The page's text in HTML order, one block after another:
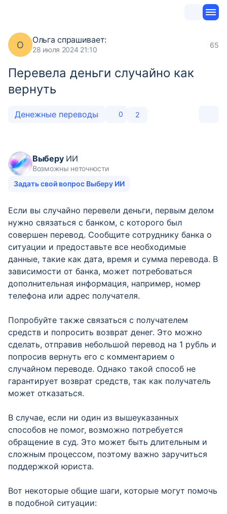
О Ольга спрашивает:
28 июля 2024 21:10
65
Перевела деньги случайно как
вернуть
Денежные переводы 0 2
ВыберуИИ
Возможны неточности
Задать свой вопрос Выберу ИИ
Если вы случайно перевели деньги, первым делом
нужно связаться с банком, с которого был
совершен перевод. Сообщите сотруднику банка о
ситуации и предоставьте все необходимые
данные, такие как дата, время и сумма перевода. В
зависимости от банка, может потребоваться
дополнительная информация, например, номер
телефона или адрес получателя.
Попробуйте также связаться с получателем
средств и попросить возврат денег. Это можно
сделать, отправив небольшой перевод на 1 рубль и
попросив вернуть его с комментарием о
случайном переводе. Однако такой способ не
гарантирует возврат средств, так как получатель
может отказаться.
В случае, если ни один из вышеуказанных
способов не помог, возможно потребуется
обращение в суд. Это может быть длительным и
сложным процессом, поэтому важно заручиться
поддержкой юриста.
Вот некоторые общие шаги, которые могут помочь
в подобной ситуации: